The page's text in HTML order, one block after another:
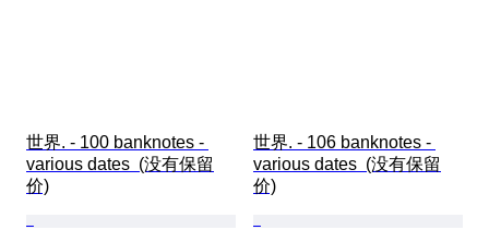
世界. - 100 banknotes -
various dates  (没有保留
价)
世界. - 106 banknotes -
various dates  (没有保留
价)